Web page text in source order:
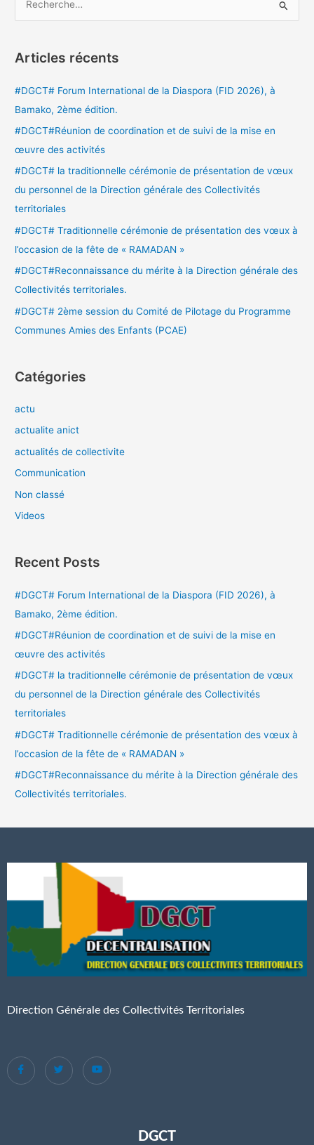
h
r
:
Articles récents
#DGCT# Forum International de la Diaspora (FID 2026), à
Bamako, 2ème édition.
#DGCT#Réunion de coordination et de suivi de la mise en
œuvre des activités
#DGCT# la traditionnelle cérémonie de présentation de vœux
du personnel de la Direction générale des Collectivités
territoriales
#DGCT# Traditionnelle cérémonie de présentation des vœux à
l’occasion de la fête de « RAMADAN »
#DGCT#Reconnaissance du mérite à la Direction générale des
Collectivités territoriales.
#DGCT# 2ème session du Comité de Pilotage du Programme
Communes Amies des Enfants (PCAE)
Catégories
actu
actualite anict
actualités de collectivite
Communication
Non classé
Videos
Recent Posts
#DGCT# Forum International de la Diaspora (FID 2026), à
Bamako, 2ème édition.
#DGCT#Réunion de coordination et de suivi de la mise en
œuvre des activités
#DGCT# la traditionnelle cérémonie de présentation de vœux
du personnel de la Direction générale des Collectivités
territoriales
#DGCT# Traditionnelle cérémonie de présentation des vœux à
l’occasion de la fête de « RAMADAN »
#DGCT#Reconnaissance du mérite à la Direction générale des
Collectivités territoriales.
Direction Générale des Collectivités Territoriales
DGCT